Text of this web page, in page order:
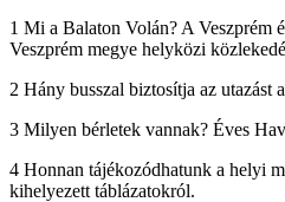
1 Mi a Balaton Volán? A Veszprém
Veszprém megye helyközi
2 Hány busszal biztosítja az utazást
3 Milyen bérletek vannak? Éves
4 Honnan tájékozódhatunk a helyi
kihelyezett táblázatokról.